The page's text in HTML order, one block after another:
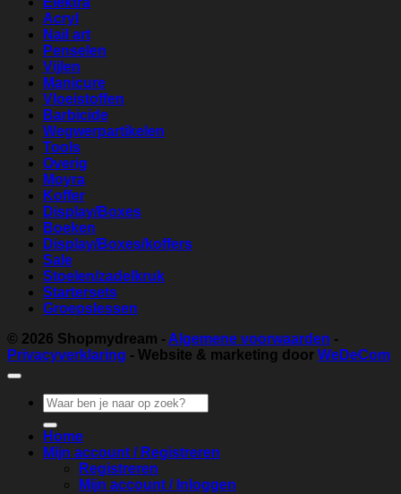
Acryl
Nail art
Penselen
Vijlen
Manicure
Vloeistoffen
Barbicide
Wegwerpartikelen
Tools
Overig
Moyra
Koffer
Display/Boxes
Boeken
Display/Boxes/koffers
Sale
Stoelen/zadelkruk
Startersets
Groepslessen
© 2026 Shopmydream - Algemene voorwaarden -
Privacyverklaring - Website & marketing door WeDeCom
Zoeken
naar:
Home
Mijn account / Registreren
Registreren
Mijn account / Inloggen